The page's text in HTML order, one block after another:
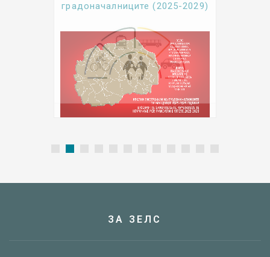
градоначалниците (2025-2029)
ЗА ЗЕЛС